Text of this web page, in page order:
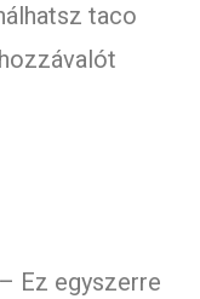
taco
Ez egyszerre